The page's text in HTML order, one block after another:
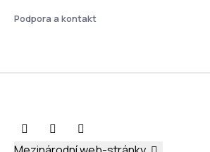
Podpora a kontakt